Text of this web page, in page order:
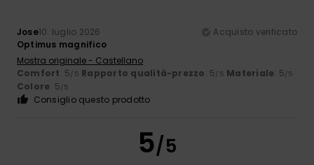
Jose10. luglio 2026
Acquisto verificato
Optimus magnifico
Mostra originale - Castellano
Comfort: 5/5 Rapporto qualità-prezzo: 5/5 Materiale: 5/5
Colore: 5/5
Consiglio questo prodotto
5/5